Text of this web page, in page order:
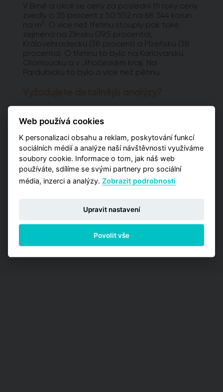
V Brně a okolí se ceny za poslední tři roky ceny
zvedly o 35 procent z 50 552 na 68 344 korun
na m2 . O více než třetinu stouply pak také
zejména na Zlínsku (39,5 procenta),
Královehradecku (38 procent) a Plzeňsku (38
procenta). O třetinu to bylo na Karlovarsku,
Olomoucku a v Jihočeském kraji. Na
Pardubicku to bylo o více než pětinu.
Vyžadujete detailnější analýzy?
informace a poptáváte kromě globálních čísel
pražských lokalit? Vyzkoušejte naší aplikaci
Analýzy trhu, kde máte příležitost zakoupit
jednu z detailních analýz vypracovaných pro
jednotlivé městské obvody.
Web používá cookies
K personalizaci obsahu a reklam, poskytování funkcí
sociálních médií a analýze naší návštěvnosti využíváme
soubory cookie. Informace o tom, jak náš web
používáte, sdílíme se svými partnery pro sociální
média, inzerci a analýzy.Zobrazit podrobnosti
Upravit nastavení
Povolit vše